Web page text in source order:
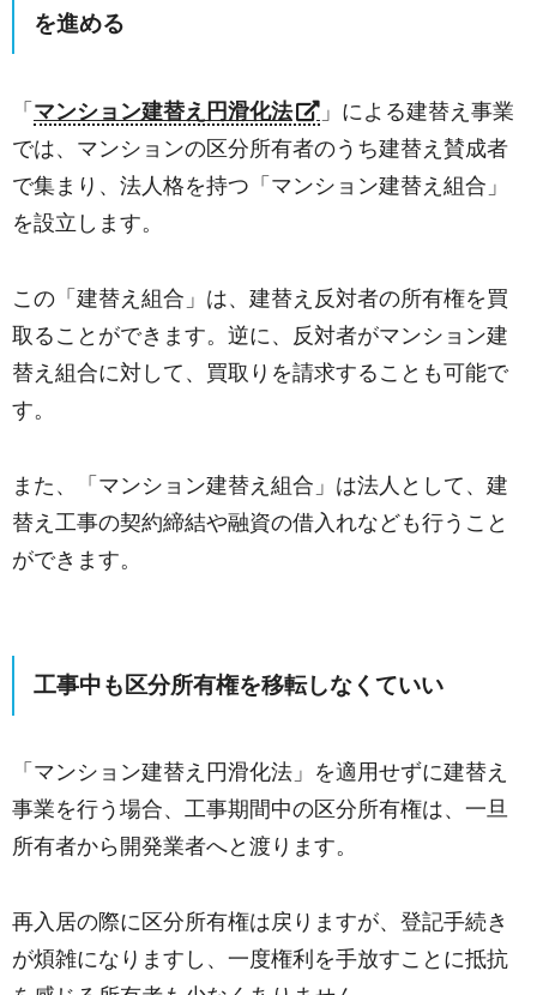
を進める
「 マンション建替え円滑化法
」による建替え事業
では、マンションの区分所有者のうち建替え賛成者
で集まり、法人格を持つ「マンション建替え組合」
を設立します。
この「建替え組合」は、建替え反対者の所有権を買
取ることができます。逆に、反対者がマンション建
替え組合に対して、買取りを請求することも可能で
す。
また、「マンション建替え組合」は法人として、建
替え工事の契約締結や融資の借入れなども行うこと
ができます。
工事中も区分所有権を移転しなくていい
「マンション建替え円滑化法」を適用せずに建替え
事業を行う場合、工事期間中の区分所有権は、一旦
所有者から開発業者へと渡ります。
再入居の際に区分所有権は戻りますが、登記手続き
が煩雑になりますし、一度権利を手放すことに抵抗